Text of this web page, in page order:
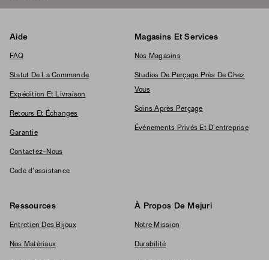
Aide
FAQ
Statut De La Commande
Expédition Et Livraison
Retours Et Échanges
Garantie
Contactez-Nous
Code d'assistance
Magasins Et Services
Nos Magasins
Studios De Perçage Près De Chez
Vous
Soins Après Perçage
Événements Privés Et D'entreprise
Ressources
Entretien Des Bijoux
Nos Matériaux
À Propos De Mejuri
Notre Mission
Durabilité